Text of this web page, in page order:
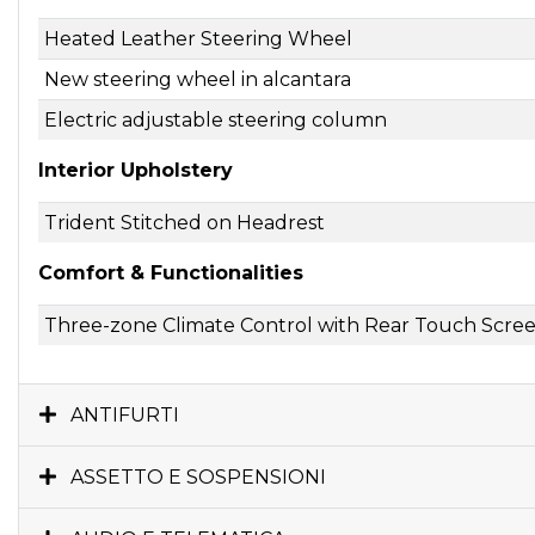
Heated Leather Steering Wheel
New steering wheel in alcantara
Electric adjustable steering column
Interior Upholstery
Trident Stitched on Headrest
Comfort & Functionalities
Three-zone Climate Control with Rear Touch
ANTIFURTI
ASSETTO E SOSPENSIONI